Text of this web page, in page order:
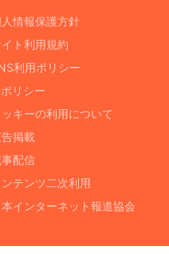
情報保護方針
ト利用規約
利用ポリシー
リシー
キーの利用について
掲載
配信
ンテンツ二次利用
本インターネット報道協会